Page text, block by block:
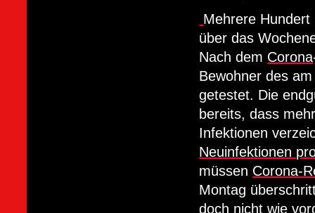
Mehrere
über das
Nach dem Corona
Bewohner des
getestet. Die
bereits, dass
Infektionen
Neuinfektionen
müssen Corona-
Montag
doch nicht wie